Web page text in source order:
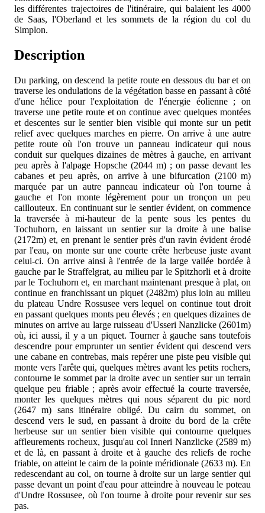
les différentes trajectoires de l'itinéraire, qui balaient les 4000
de Saas, l'Oberland et les sommets de la région du col du
Simplon.
Description
Du parking, on descend la petite route en dessous du bar et on
traverse les ondulations de la végétation basse en passant à côté
d'une hélice pour l'exploitation de l'énergie éolienne ; on
traverse une petite route et on continue avec quelques montées
et descentes sur le sentier bien visible qui monte sur un petit
relief avec quelques marches en pierre. On arrive à une autre
petite route où l'on trouve un panneau indicateur qui nous
conduit sur quelques dizaines de mètres à gauche, en arrivant
peu après à l'alpage Hopsche (2044 m) ; on passe devant les
cabanes et peu après, on arrive à une bifurcation (2100 m)
marquée par un autre panneau indicateur où l'on tourne à
gauche et l'on monte légèrement pour un tronçon un peu
caillouteux. En continuant sur le sentier évident, on commence
la traversée à mi-hauteur de la pente sous les pentes du
Tochuhorn, en laissant un sentier sur la droite à une balise
(2172m) et, en prenant le sentier près d'un ravin évident érodé
par l'eau, on monte sur une courte crête herbeuse juste avant
celui-ci. On arrive ainsi à l'entrée de la large vallée bordée à
gauche par le Straffelgrat, au milieu par le Spitzhorli et à droite
par le Tochuhorn et, en marchant maintenant presque à plat, on
continue en franchissant un piquet (2482m) plus loin au milieu
du plateau Undre Rossusee vers lequel on continue tout droit
en passant quelques monts peu élevés ; en quelques dizaines de
minutes on arrive au large ruisseau d'Usseri Nanzlicke (2601m)
où, ici aussi, il y a un piquet. Tourner à gauche sans toutefois
descendre pour emprunter un sentier évident qui descend vers
une cabane en contrebas, mais repérer une piste peu visible qui
monte vers l'arête qui, quelques mètres avant les petits rochers,
contourne le sommet par la droite avec un sentier sur un terrain
quelque peu friable ; après avoir effectué la courte traversée,
monter les quelques mètres qui nous séparent du pic nord
(2647 m) sans itinéraire obligé. Du cairn du sommet, on
descend vers le sud, en passant à droite du bord de la crête
herbeuse sur un sentier bien visible qui contourne quelques
affleurements rocheux, jusqu'au col Inneri Nanzlicke (2589 m)
et de là, en passant à droite et à gauche des reliefs de roche
friable, on atteint le cairn de la pointe méridionale (2633 m). En
redescendant au col, on tourne à droite sur un large sentier qui
passe devant un point d'eau pour atteindre à nouveau le poteau
d'Undre Rossusee, où l'on tourne à droite pour revenir sur ses
pas.